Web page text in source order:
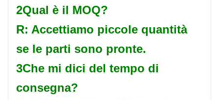
2Qual è il MOQ?
R: Accettiamo piccole quantità
se le parti sono pronte.
3Che mi dici del tempo di
consegna?